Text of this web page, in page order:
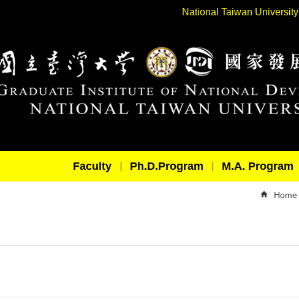
National Taiwan University
Faculty Ph.D.Program M.A. Program
Home